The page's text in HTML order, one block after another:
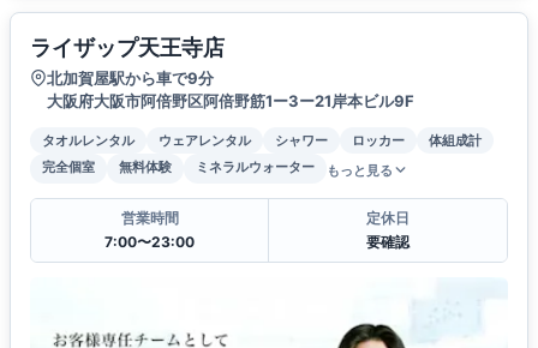
ライザップ天王寺店
北加賀屋駅から車で9分
大阪府大阪市阿倍野区阿倍野筋1ー3ー21岸本ビル9F
タオルレンタル ウェアレンタル シャワー ロッカー
体組成計
完全個室
無料体験 ミネラルウォーター もっと見る
営業時間
7:00〜23:00
定休日
要確認